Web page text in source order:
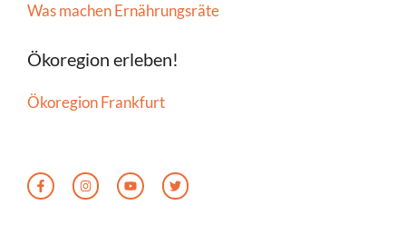
Was machen Ernährungsräte
Ökoregion erleben!
Ökoregion Frankfurt